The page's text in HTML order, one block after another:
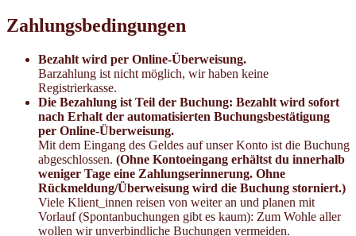
Zahlungsbedingungen
Bezahlt wird per Online-Überweisung.
Barzahlung ist nicht möglich, wir haben keine
Registrierkasse.
Die Bezahlung ist Teil der Buchung: Bezahlt wird sofort
nach Erhalt der automatisierten Buchungsbestätigung
per Online-Überweisung.
Mit dem Eingang des Geldes auf unser Konto ist die Buchung
abgeschlossen. (Ohne Kontoeingang erhältst du innerhalb
weniger Tage eine Zahlungserinnerung. Ohne
Rückmeldung/Überweisung wird die Buchung storniert.)
Viele Klient_innen reisen von weiter an und planen mit
Vorlauf (Spontanbuchungen gibt es kaum): Zum Wohle aller
wollen wir unverbindliche Buchungen vermeiden.